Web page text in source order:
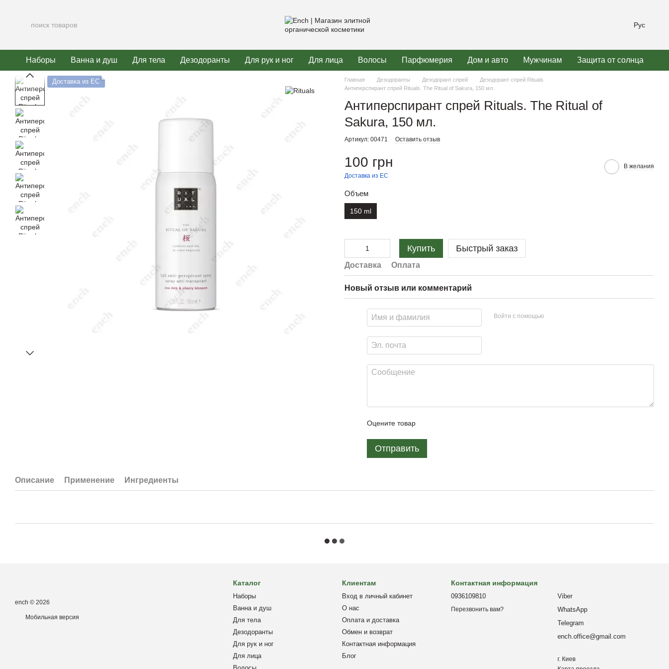
Рус
Наборы Ванна и душ Для тела Дезодоранты Для рук и ног Для лица Волосы Парфюмерия Дом и авто Мужчинам Защита от солнца
Доставка из ЕС Главная Дезодоранты Дезодорант спрей
Дезодорант спрей Rituals
Антиперспирант спрей Rituals. The Ritual of Sakura, 150 мл.
Антиперспирант спрей Rituals. The Ritual of
Sakura, 150 мл.
Артикул: 00471 Оставить отзыв
100 грн
Доставка из ЕС
В желания
Объем
150 ml
Купить Быстрый заказ
Доставка Оплата
Новый отзыв или комментарий
Войти с помощью
Оцените товар
Отправить
Описание Применение Ингредиенты
ench © 2026
Мобильная версия
Каталог
Наборы
Ванна и душ
Для тела
Дезодоранты
Для рук и ног
Для лица
Клиентам
Вход в личный кабинет
О нас
Оплата и доставка
Обмен и возврат
Контактная информация
Блог
Контактная информация
0936109810
Перезвонить вам?
Viber
WhatsApp
Telegram
ench.office@gmail.com
г. Киев